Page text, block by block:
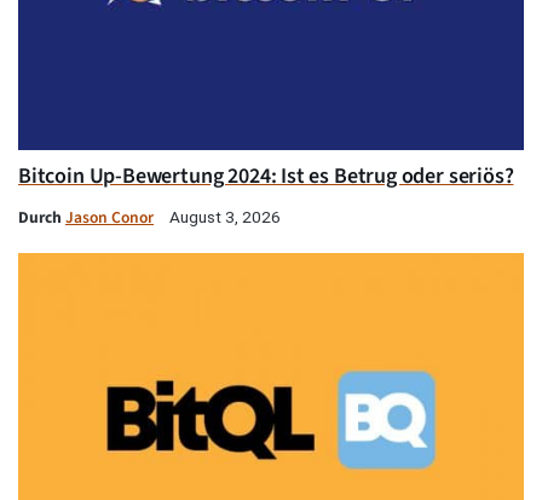
Bitcoin Up-Bewertung 2024: Ist es Betrug oder seriös?
Durch Jason Conor August 3, 2026